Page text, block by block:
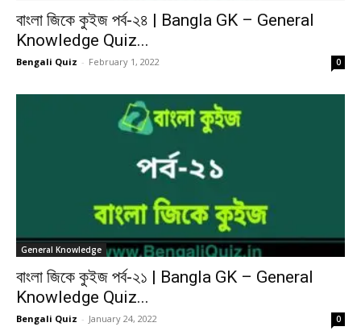
বাংলা জিকে কুইজ পর্ব-২৪ | Bangla GK – General
Knowledge Quiz...
Bengali Quiz - February 1, 2022 0
General Knowledge
বাংলা জিকে কুইজ পর্ব-২১ | Bangla GK – General
Knowledge Quiz...
Bengali Quiz - January 24, 2022 0